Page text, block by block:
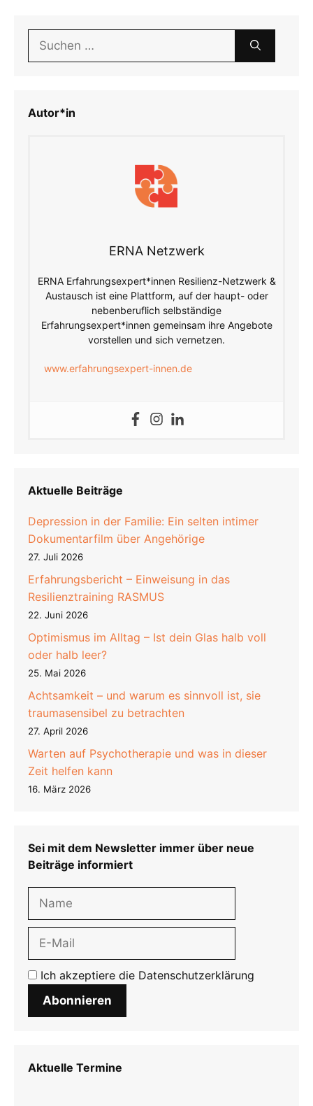
nach:
Autor*in
ERNA Netzwerk
ERNA Erfahrungsexpert*innen Resilienz-Netzwerk &
Austausch ist eine Plattform, auf der haupt- oder
nebenberuflich selbständige
Erfahrungsexpert*innen gemeinsam ihre Angebote
vorstellen und sich vernetzen.
www.erfahrungsexpert-innen.de
Aktuelle Beiträge
Depression in der Familie: Ein selten intimer
Dokumentarfilm über Angehörige
27. Juli 2026
Erfahrungsbericht – Einweisung in das
Resilienztraining RASMUS
22. Juni 2026
Optimismus im Alltag – Ist dein Glas halb voll
oder halb leer?
25. Mai 2026
Achtsamkeit – und warum es sinnvoll ist, sie
traumasensibel zu betrachten
27. April 2026
Warten auf Psychotherapie und was in dieser
Zeit helfen kann
16. März 2026
Sei mit dem Newsletter immer über neue
Beiträge informiert
Ich akzeptiere die Datenschutzerklärung
Abonnieren
Aktuelle Termine